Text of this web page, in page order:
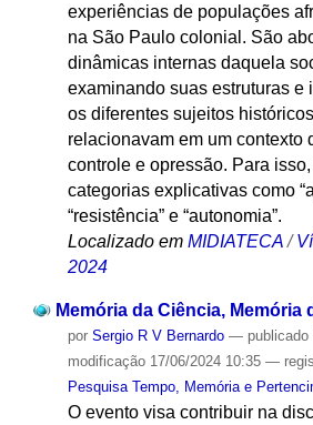
experiências de populações
na São Paulo colonial. São
dinâmicas internas daquela
examinando suas estruturas e
os diferentes sujeitos
relacionavam em um contexto
controle e opressão. Para
categorias explicativas como
“resistência” e “autonomia”.
Localizado em MIDIATECA /
2024
Memória da Ciência, Memória
por Sergio R V Bernardo — publicado
modificação17/06/2024 10:35 —
Pesquisa Tempo, Memória e
O evento visa contribuir na